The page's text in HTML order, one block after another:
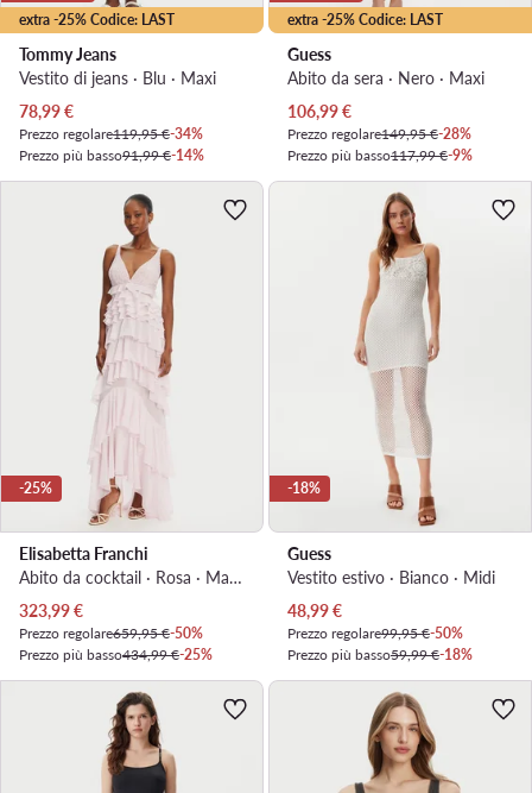
extra -25% Codice: LAST
Tommy Jeans
Vestito di jeans · Blu · Maxi
Prezzo attuale
78,99€
Prezzo regolare119,95 €-34%
Prezzo più basso91,99 €-14%
extra -25% Codice: LAST
Guess
Abito da sera · Nero · Maxi
Prezzo attuale
106,99€
Prezzo regolare149,95 €-28%
Prezzo più basso117,99 €-9%
-25%
Elisabetta Franchi
Abito da cocktail · Rosa · Maxi, Asimmetrica
Prezzo attuale
323,99€
Prezzo regolare659,95 €-50%
Prezzo più basso434,99 €-25%
-18%
Guess
Vestito estivo · Bianco · Midi
Prezzo attuale
48,99€
Prezzo regolare99,95 €-50%
Prezzo più basso59,99 €-18%